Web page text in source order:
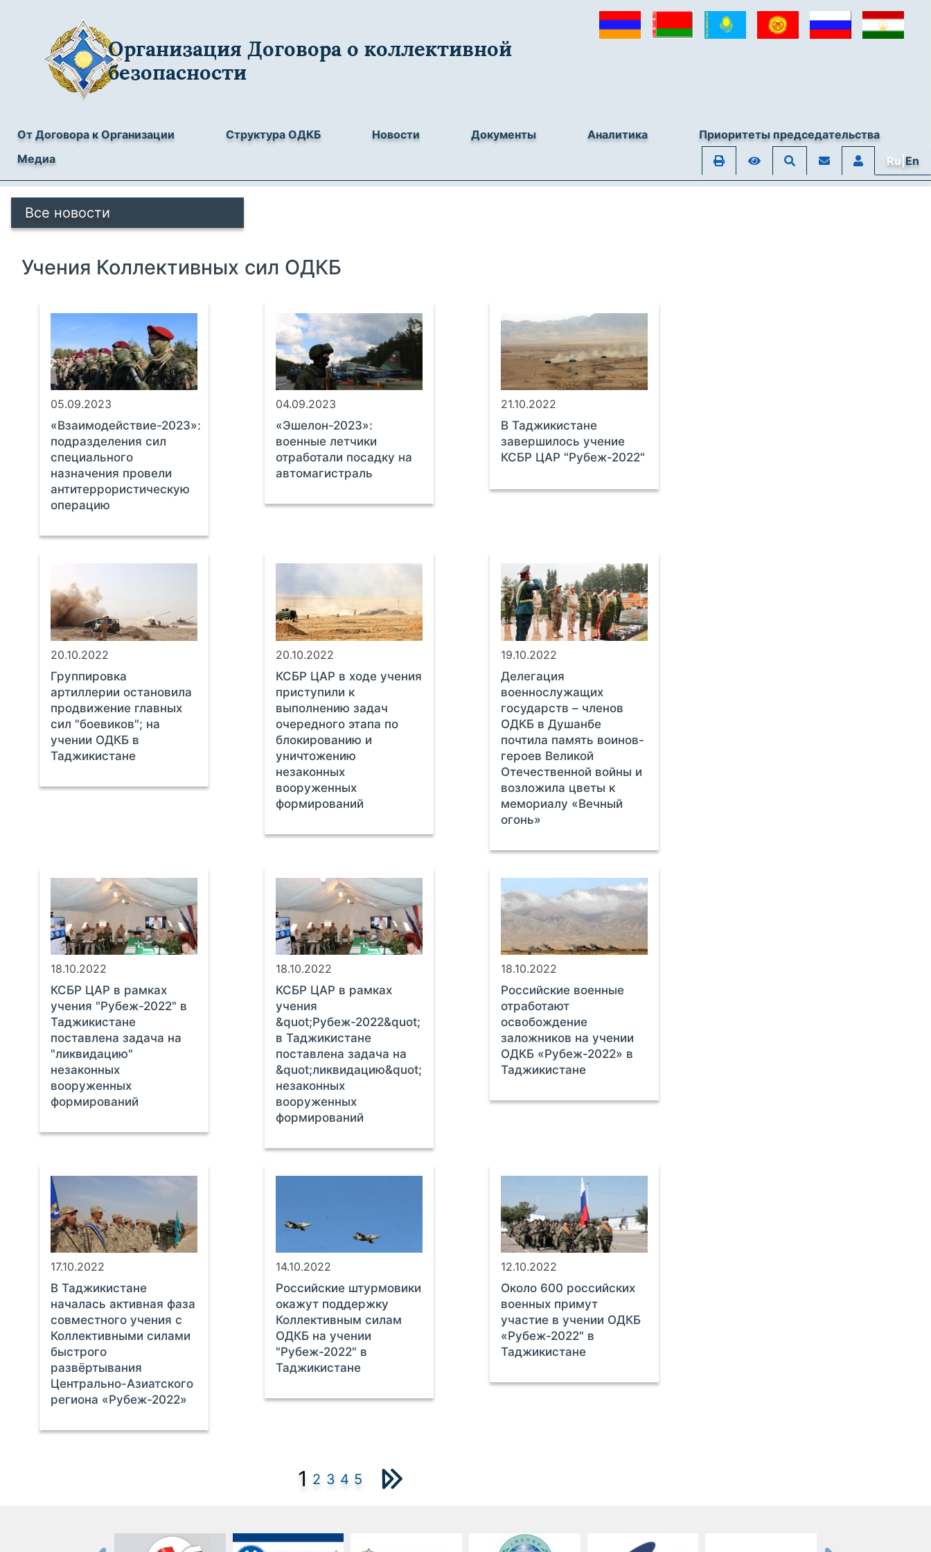
Организация Договора о коллективной
безопасности
От Договора к Организации Структура ОДКБ Новости Документы Аналитика
Приоритеты председательства
Медиа
Ru|En
Все новости
Учения Коллективных сил ОДКБ
05.09.2023
«Взаимодействие-2023»:
подразделения сил
специального
назначения провели
антитеррористическую
операцию
04.09.2023
«Эшелон-2023»:
военные летчики
отработали посадку на
автомагистраль
21.10.2022
В Таджикистане
завершилось учение
КСБР ЦАР "Рубеж-2022"
20.10.2022
Группировка
артиллерии остановила
продвижение главных
сил "боевиков"; на
учении ОДКБ в
Таджикистане
20.10.2022
КСБР ЦАР в ходе учения
приступили к
выполнению задач
очередного этапа по
блокированию и
уничтожению
незаконных
вооруженных
формирований
19.10.2022
Делегация
военнослужащих
государств – членов
ОДКБ в Душанбе
почтила память воинов-
героев Великой
Отечественной войны и
возложила цветы к
мемориалу «Вечный
огонь»
18.10.2022
КСБР ЦАР в рамках
учения "Рубеж-2022" в
Таджикистане
поставлена задача на
"ликвидацию"
незаконных
вооруженных
формирований
18.10.2022
КСБР ЦАР в рамках
учения
&quot;Рубеж-2022&quot;
в Таджикистане
поставлена задача на
&quot;ликвидацию&quot;
незаконных
вооруженных
формирований
18.10.2022
Российские военные
отработают
освобождение
заложников на учении
ОДКБ «Рубеж-2022» в
Таджикистане
17.10.2022
В Таджикистане
началась активная фаза
совместного учения с
Коллективными силами
быстрого
развёртывания
Центрально-Азиатского
региона «Рубеж-2022»
14.10.2022
Российские штурмовики
окажут поддержку
Коллективным силам
ОДКБ на учении
"Рубеж-2022" в
Таджикистане
12.10.2022
Около 600 российских
военных примут
участие в учении ОДКБ
«Рубеж-2022" в
Таджикистане
1 2 3 4 5